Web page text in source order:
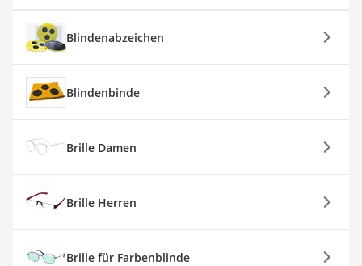
Blindenabzeichen
Blindenbinde
Brille Damen
Brille Herren
Brille für Farbenblinde